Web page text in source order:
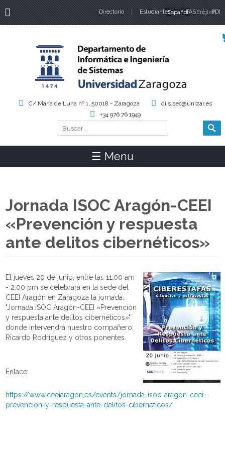
Directorio Estudiantes PAS PDI
Idiomas
Español English
Formulario de búsqueda
Buscar
C/ María de Luna nº 1, 50018 - Zaragoza
diis.sec@unizar.es
+34 976 76 1949
☰ Menu
Jornada ISOC Aragón-CEEI
«Prevención y respuesta
ante delitos cibernéticos»
El jueves 20 de junio, entre las 11:00 am
- 2:00 pm se celebrará en la sede del
CEEI Aragón en Zaragoza la jornada:
"Jornada ISOC Aragón-CEEI «Prevención
y respuesta ante delitos cibernéticos»"
donde intervendrá nuestro compañero,
Ricardo Rodríguez y otros ponentes.
Enlace:
https://www.ceeiaragon.es/events/jornada-isoc-aragon-ceei-
prevencion-y-respuesta-ante-delitos-ciberneticos/